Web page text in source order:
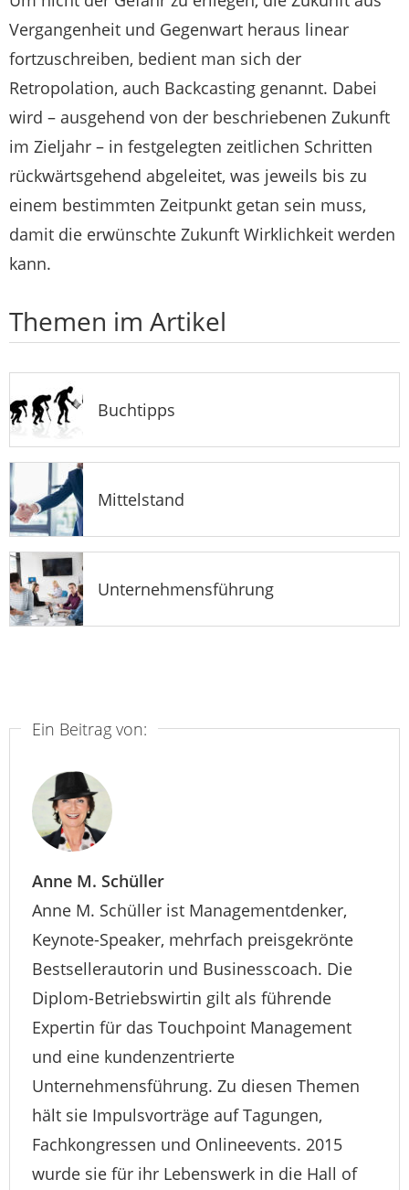
Vergangenheit und Gegenwart heraus linear
fortzuschreiben, bedient man sich der
Retropolation, auch Backcasting genannt. Dabei
wird – ausgehend von der beschriebenen Zukunft
im Zieljahr – in festgelegten zeitlichen Schritten
rückwärtsgehend abgeleitet, was jeweils bis zu
einem bestimmten Zeitpunkt getan sein muss,
damit die erwünschte Zukunft Wirklichkeit werden
kann.
Themen im Artikel
Buchtipps
Mittelstand
Unternehmensführung
Ein Beitrag von:
Anne M. Schüller
Anne M. Schüller ist Managementdenker,
Keynote-Speaker, mehrfach preisgekrönte
Bestsellerautorin und Businesscoach. Die
Diplom-Betriebswirtin gilt als führende
Expertin für das Touchpoint Management
und eine kundenzentrierte
Unternehmensführung. Zu diesen Themen
hält sie Impulsvorträge auf Tagungen,
Fachkongressen und Onlineevents. 2015
wurde sie für ihr Lebenswerk in die Hall of